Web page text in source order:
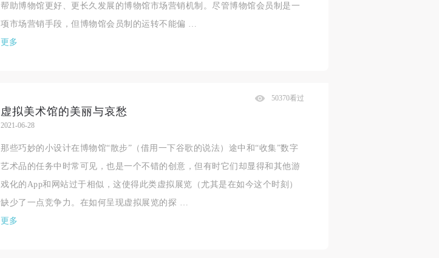
帮助博物馆更好、更长久发展的博物馆市场营销机制。尽管博物馆会员制是一
项市场营销手段，但博物馆会员制的运转不能偏 …
更多
虚拟美术馆的美丽与哀愁
2021-06-28
50370看过
那些巧妙的小设计在博物馆“散步”（借用一下谷歌的说法）途中和“收集”数字
艺术品的任务中时常可见，也是一个不错的创意，但有时它们却显得和其他游
戏化的App和网站过于相似，这使得此类虚拟展览（尤其是在如今这个时刻）
缺少了一点竞争力。在如何呈现虚拟展览的探 …
更多